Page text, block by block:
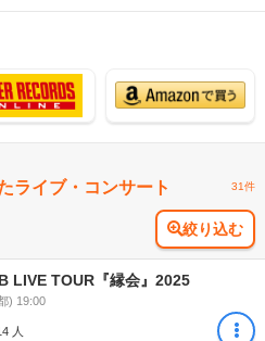
ライブ・コンサート 31件
絞り込む
LIVE TOUR『縁会』2025
) 19:00
人